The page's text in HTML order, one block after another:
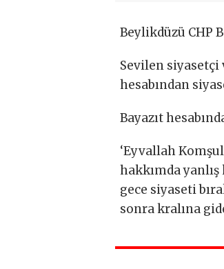
Beylikdüzü CHP
Sevilen siyasetçi
hesabından
Bayazıt
‘Eyvallah
hakkımda
gece siyaseti
sonra kralına